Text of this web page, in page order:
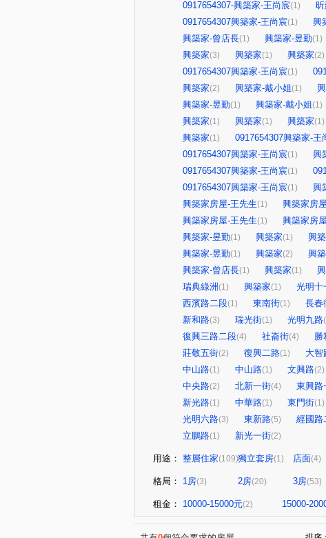
0917654307-興築家-王尚宸(1)
0917654307興築家-王尚宸(1) 興
興築家-曾店長(1) 興築家-昱勤(1)
興築家(3) 興築家(1) 興築家(2)
0917654307興築家-王尚宸(1)
興築家(2) 興築家-戴小姐(1)
興築家-昱勤(1) 興築家-戴小姐(1)
興築家(1) 興築家(1) 興築家(1)
興築家(1) 0917654307興築家-王
0917654307興築家-王尚宸(1) 興
0917654307興築家-王尚宸(1)
0917654307興築家-王尚宸(1) 興
興築家房屋-王先生(1) 興築家房
興築家房屋-王先生(1) 興築家房
興築家-昱勤(1) 興築家(1) 興
興築家-昱勤(1) 興築家(2) 興
興築家-曾店長(1) 興築家(1)
瑞典綠洲 (1) 興築家(1) 光明十
西濱路二段(1) 東南街(1) 長春
新和路(3) 瑞光街(1) 光明九路
復興三路二段(4) 社崙街(4) 勝
莊敬五街(2) 復興二路(1) 大智
中山路(1) 中山路(1) 文興路(2)
中央路(2) 北新一街(4) 東興路
新光路(1) 中華路(1) 東門街(1)
光明六路(3) 東新路(5) 經國路
立鵬路(1) 新光一街(2)
用途： 整層住家(109)獨立套房(1) 店面(4)
格局： 1房(3) 2房(20) 3房(53)
租金： 10000-15000元(2) 15000-